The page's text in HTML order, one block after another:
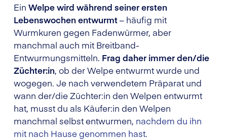
Ein Welpe wird während seiner ersten
Lebenswochen entwurmt– häufig mit
Wurmkuren gegen Fadenwürmer, aber
manchmal auch mit Breitband-
Entwurmungsmitteln. Frag daher immer den/die
Züchter:in, ob der Welpe entwurmt wurde und
wogegen. Je nach verwendetem Präparat und
wann der/die Züchter:in den Welpen entwurmt
hat, musst du als Käufer:in den Welpen
manchmal selbst entwurmen, nachdem du ihn
mit nach Hause genommen hast.